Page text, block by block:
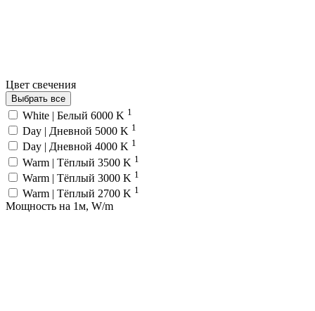
Цвет свечения
Выбрать все
White | Белый 6000 K 1
Day | Дневной 5000 K 1
Day | Дневной 4000 K 1
Warm | Тёплый 3500 K 1
Warm | Тёплый 3000 K 1
Warm | Тёплый 2700 K 1
Мощность на 1м, W/m